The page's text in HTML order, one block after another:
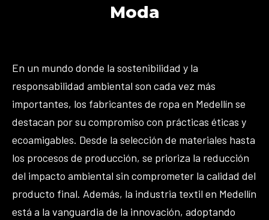
Moda
En un mundo donde la sostenibilidad y la
responsabilidad ambiental son cada vez más
importantes, los fabricantes de ropa en Medellín se
destacan por su compromiso con prácticas éticas y
ecoamigables. Desde la selección de materiales hasta
los procesos de producción, se prioriza la reducción
del impacto ambiental sin comprometer la calidad del
producto final. Además, la industria textil en Medellín
está a la vanguardia de la innovación, adoptando